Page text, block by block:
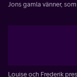
Jons gamla vänner,
Louise och Frederik